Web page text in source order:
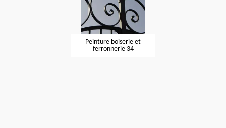
Peinture boiserie et
ferronnerie 34